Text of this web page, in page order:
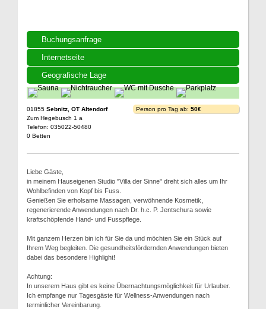
Buchungsanfrage
Internetseite
Geografische Lage
01855 Sebnitz, OT Altendorf
Zum Hegebusch 1 a
Telefon: 035022-50480
0 Betten
Person pro Tag ab: 50€
Liebe Gäste,
in meinem Hauseigenen Studio "Villa der Sinne" dreht sich alles um Ihr
Wohlbefinden von Kopf bis Fuss.
Genießen Sie erholsame Massagen, verwöhnende Kosmetik,
regenerierende Anwendungen nach Dr. h.c. P. Jentschura sowie
kraftschöpfende Hand- und Fusspflege.
Mit ganzem Herzen bin ich für Sie da und möchten Sie ein Stück auf
Ihrem Weg begleiten. Die gesundheitsfördernden Anwendungen bieten
dabei das besondere Highlight!
Achtung:
In unserem Haus gibt es keine Übernachtungsmöglichkeit für Urlauber.
Ich empfange nur Tagesgäste für Wellness-Anwendungen nach
terminlicher Vereinbarung.